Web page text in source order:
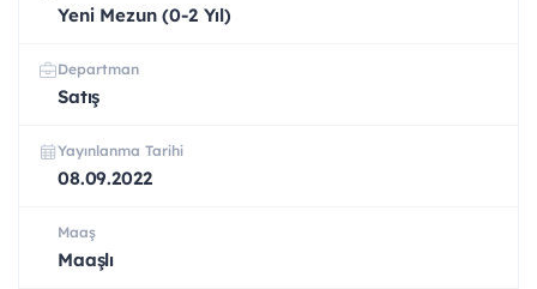
Yeni Mezun (0-2 Yıl)
Departman
Satış
Yayınlanma Tarihi
08.09.2022
Maaş
Maaşlı